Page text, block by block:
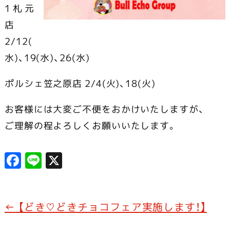
1札元
店
2/12(
水)、19(水)、26(水)
ポルシェ笠之原店 2/4(火)、18(火)
お客様には大変ご不便をおかけいたしますが、
ご理解の程よろしくお願いいたします。
F
a
e
Li
n
X
← 【どき♡どきチョコフェア実施します！】